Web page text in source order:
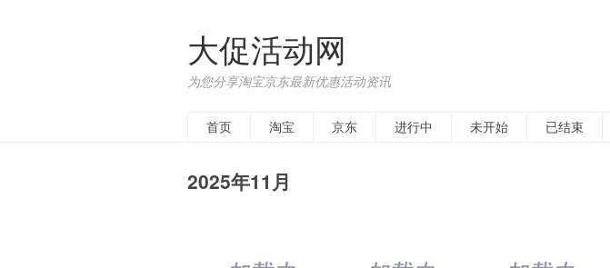
大促活动网
为您分享淘宝京东最新优惠活动资讯
首页
淘宝 京东 进行中 未开始 已结束
2025年11月